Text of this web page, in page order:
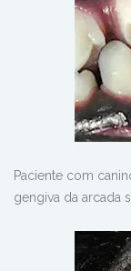
Paciente com
gengiva da arcada